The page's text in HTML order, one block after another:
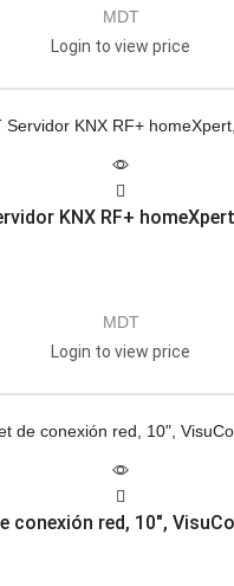
MDT
Login to view price
KNX RF+
MDT
Login to view price
conexión red, 10″,